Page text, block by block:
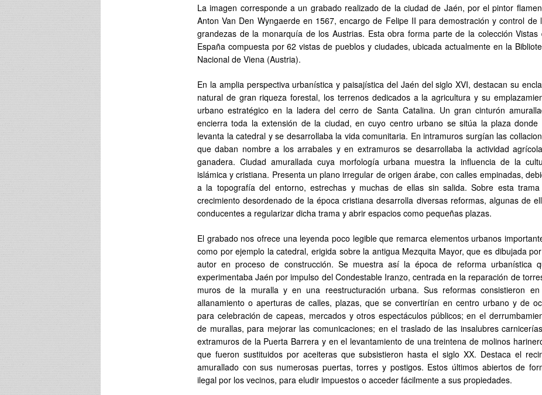
La imagen corresponde a un grabado realizado de la ciudad de Jaén, por el pintor
Anton Van Den Wyngaerde en 1567, encargo de Felipe II para demostración y control de
grandezas de la monarquía de los Austrias. Esta obra forma parte de la colección Vistas
España compuesta por 62 vistas de pueblos y ciudades, ubicada actualmente en la
Nacional de Viena (Austria).
En la amplia perspectiva urbanística y paisajística del Jaén del siglo XVI, destacan su
natural de gran riqueza forestal, los terrenos dedicados a la agricultura y su
urbano estratégico en la ladera del cerro de Santa Catalina. Un gran cinturón
encierra toda la extensión de la ciudad, en cuyo centro urbano se sitúa la plaza donde
levanta la catedral y se desarrollaba la vida comunitaria. En intramuros surgían las
que daban nombre a los arrabales y en extramuros se desarrollaba la actividad
ganadera. Ciudad amurallada cuya morfología urbana muestra la influencia de la
islámica y cristiana. Presenta un plano irregular de origen árabe, con calles empinadas,
a la topografía del entorno, estrechas y muchas de ellas sin salida. Sobre esta
crecimiento desordenado de la época cristiana desarrolla diversas reformas, algunas de
conducentes a regularizar dicha trama y abrir espacios como pequeñas plazas.
El grabado nos ofrece una leyenda poco legible que remarca elementos urbanos
como por ejemplo la catedral, erigida sobre la antigua Mezquita Mayor, que es dibujada
autor en proceso de construcción. Se muestra así la época de reforma urbanística
experimentaba Jaén por impulso del Condestable Iranzo, centrada en la reparación de
muros de la muralla y en una reestructuración urbana. Sus reformas consistieron
allanamiento o aperturas de calles, plazas, que se convertirían en centro urbano y de
para celebración de capeas, mercados y otros espectáculos públicos; en el
de murallas, para mejorar las comunicaciones; en el traslado de las insalubres
extramuros de la Puerta Barrera y en el levantamiento de una treintena de molinos
que fueron sustituidos por aceiteras que subsistieron hasta el siglo XX. Destaca el
amurallado con sus numerosas puertas, torres y postigos. Estos últimos abiertos de
ilegal por los vecinos, para eludir impuestos o acceder fácilmente a sus propiedades.